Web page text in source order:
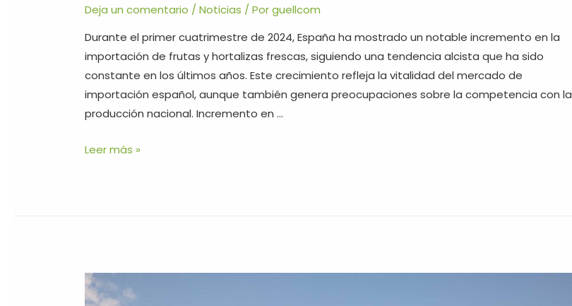
Deja un comentario /Noticias / Porguellcom
Durante el primer cuatrimestre de 2024, España ha mostrado un notable incremento en la
importación de frutas y hortalizas frescas, siguiendo una tendencia alcista que ha sido
constante en los últimos años. Este crecimiento refleja la vitalidad del mercado de
importación español, aunque también genera preocupaciones sobre la competencia con la
producción nacional. Incremento en …
Leer más »